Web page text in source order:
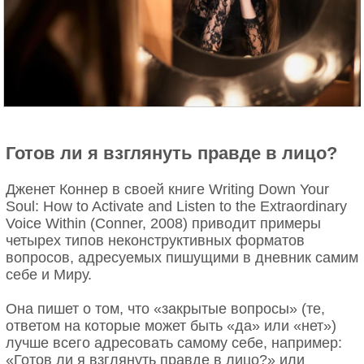
соединяют идеи и обнаруживают невидимую связь
между вещами.
Мозг каждого человека несёт в себе потенциал.
Многие останавливаются на том, что предлагает
система образования. Они не выталкивают себя из
они не могут выйти за пределы того, чего от них
ждёт общество. Они учатся получать хорошие
оценки и перестают двигаться вперёд, когда это
уже не нужно. Они не следуют за своим
любопытством.
У каждого из нас своё уникальное мышление.
Люди искусства мыслят не так, как люди науки. Но
это не делает их менее выдающимися. Гении
различаются набором навыков. Пикассо был
гением, но он не был учёным. Бетховен бросил
школу в 11 лет, чтобы помогать семье, и так и не
выучил таблицу умножения.
Готов ли я взглянуть правде в лицо?
Дженет Коннер в своей книге Writing Down Your
Soul: How to Activate and Listen to the Extraordinary
Voice Within (Conner, 2008) приводит примеры
четырех типов неконструктивных форматов
вопросов, адресуемых пишущими в дневник самим
себе и Миру.
Она пишет о том, что «закрытые вопросы» (те,
ответом на которые может быть «да» или «нет»)
лучше всего адресовать самому себе, например:
«Готов ли я взглянуть правде в лицо?» или